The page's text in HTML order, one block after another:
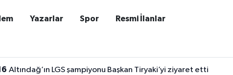
Yazarlar Spor Resmi İlanlar
Altındağ’ın LGS şampiyonu Başkan Tiryaki’yi ziyaret etti